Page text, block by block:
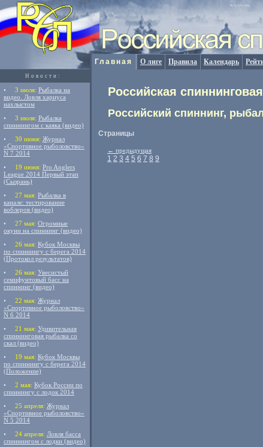
Главная О лиге Правила Календарь
Новости:
• 3 июля: Рыбалка на
видео. Ловля хариуса
нахлыстом
• 3 июля: Рыбалка
спиннингом с каяка (видео)
• 30 июня: Журнал
«Спортивное рыболовство»
N 7 2014
• 19 июня: Pro Anglers
League 2014 Первый этап
(Сызрань)
• 27 мая: Рыбалка в
канале: тестирование
воблеров (видео)
• 27 мая: Огромные
окуни на спиннинг (видео)
• 26 мая: Кубок Москвы
по спиннингу с берега 2014
(Протокол результатов)
• 26 мая: Увесистый
семифунтовый басс на
спиннинг (видео)
• 22 мая: Журнал
«Спортивное рыболовство»
N 6 2014
• 21 мая: Удивительная
спиннинговая рыбалка со
скал (видео)
• 19 мая: Кубок Москвы
по спиннингу с берега 2014
(Положение)
• 2 мая: Кубок России по
спиннингу с лодок 2014
• 25 апреля: Журнал
«Спортивное рыболовство»
N 5 2014
• 24 апреля: Ловля басса
спиннингом с лодки (видео)
Российская
Российский спиннинг,
Страницы
← предыдущая
1 2 3 4 5 6 7 8 9